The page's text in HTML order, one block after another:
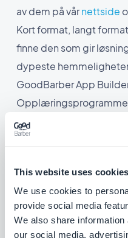
This website uses cookies
We use cookies to
provide social media
We also share
our social media,
av dem på vårnettside
Kort format, langt
finne den som gir
dypeste
GoodBarber App
produkt
etter kategorier. Du
dine.